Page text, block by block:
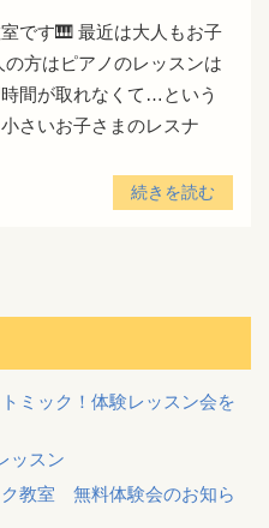
です🎹 最近は大人もお子
方はピアノのレッスンは
間が取れなくて…という
さいお子さまのレスナ
続きを読む
ミック！体験レッスン会を
ッスン
教室 無料体験会のお知ら